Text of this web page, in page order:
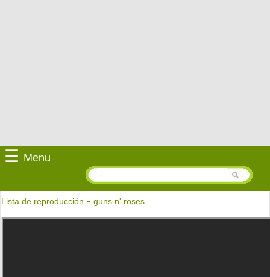
☰ Menu
Lista de reproducción -guns n' roses